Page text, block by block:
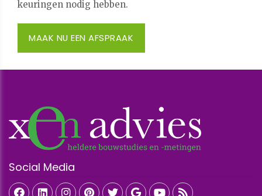
keuringen nodig hebben.
MAAK NU EEN AFSPRAAK
Social Media